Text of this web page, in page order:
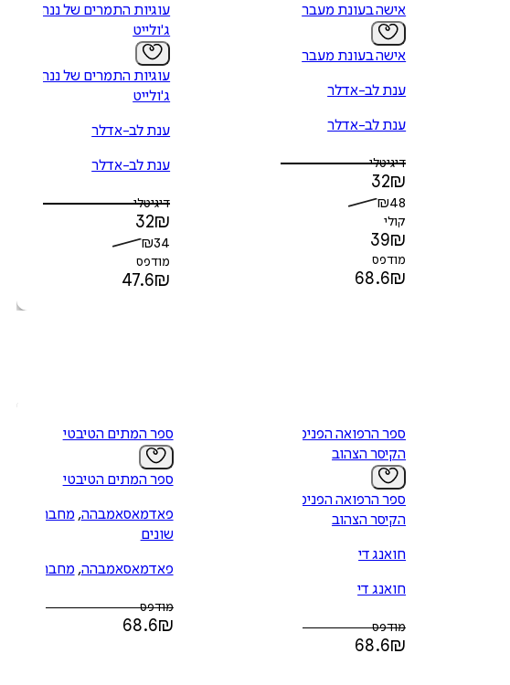
אישה בעונת מעבר
אישה בעונת מעבר
ענת לב-אדלר
ענת לב-אדלר
דיגיטלי
32₪
₪48
קולי
39₪
מודפס
68.6₪
עוגיות התמרים של ננה
ג'ולייט
עוגיות התמרים של ננה
ג'ולייט
ענת לב-אדלר
ענת לב-אדלר
דיגיטלי
32₪
₪34
מודפס
47.6₪
ספר הרפואה הפנימית של
הקיסר הצהוב
ספר הרפואה הפנימית של
הקיסר הצהוב
חואנג די
חואנג די
מודפס
68.6₪
ספר המתים הטיבטי
ספר המתים הטיבטי
פאדמאסאמבהה, מחברים
שונים
פאדמאסאמבהה, מחברים
מודפס
68.6₪